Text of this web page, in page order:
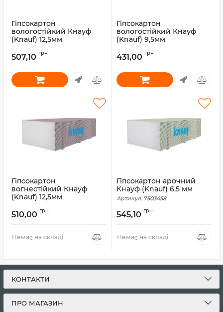
Гіпсокартон
вологостійкий Кнауф
(Knauf) 12,5мм
507,10 грн
Гіпсокартон
вологостійкий Кнауф
(Knauf) 9,5мм
431,00 грн
Гіпсокартон
вогнестійкий Кнауф
(Knauf) 12,5мм
510,00 грн
Немає на складі
Гіпсокартон арочний
Кнауф (Knauf) 6,5 мм
Артикул: 7503458
545,10 грн
Немає на складі
КОНТАКТИ
ПРО МАГАЗИН